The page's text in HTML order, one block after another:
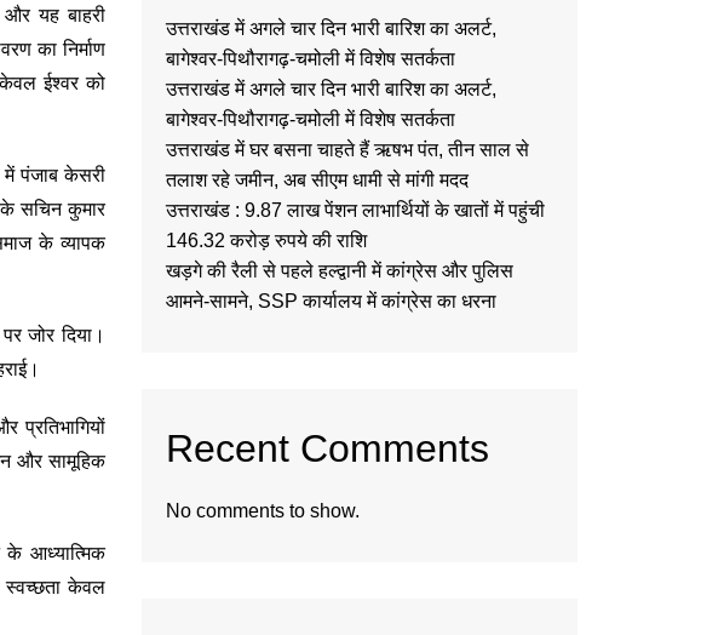
यह बाहरी
का निर्माण
ईश्वर को
पंजाब केसरी
सचिन कुमार
के व्यापक
जोर दिया।
प्रतिभागियों
और सामूहिक
के आध्यात्मिक
स्वच्छता केवल
उत्तराखंड में अगले चार दिन भारी बारिश का अलर्ट,
बागेश्वर-पिथौरागढ़-चमोली में विशेष सतर्कता
उत्तराखंड में अगले चार दिन भारी बारिश का अलर्ट,
बागेश्वर-पिथौरागढ़-चमोली में विशेष सतर्कता
उत्तराखंड में घर बसना चाहते हैं ऋषभ पंत, तीन साल से
तलाश रहे जमीन, अब सीएम धामी से मांगी मदद
उत्तराखंड : 9.87 लाख पेंशन लाभार्थियों के खातों में पहुंची
146.32 करोड़ रुपये की राशि
खड़गे की रैली से पहले हल्द्वानी में कांग्रेस और पुलिस
आमने-सामने, SSP कार्यालय में कांग्रेस का धरना
Recent Comments
No comments to show.